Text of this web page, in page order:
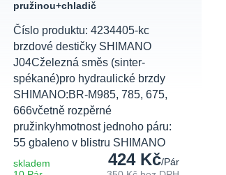
pružinou+chladič
Číslo produktu: 4234405-kc
brzdové destičky SHIMANO
J04Cželezná směs (sinter-
spékané)pro hydraulické brzdy
SHIMANO:BR-M985, 785, 675,
666včetně rozpěrné
pružinkyhmotnost jednoho páru:
55 gbaleno v blistru SHIMANO
424 Kč/Pár
skladem